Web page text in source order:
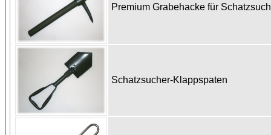
Premium Grabehacke für
Schatzsucher-Klappspaten